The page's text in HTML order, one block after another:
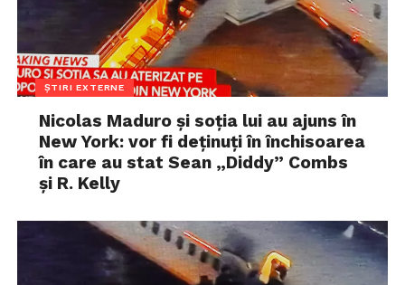
ȘTIRI EXTERNE
Nicolas Maduro și soția lui au ajuns în
New York: vor fi deținuți în închisoarea
în care au stat Sean „Diddy” Combs
și R. Kelly